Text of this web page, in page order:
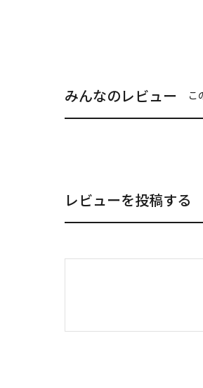
みんなのレビュー こ
レビューを投稿する